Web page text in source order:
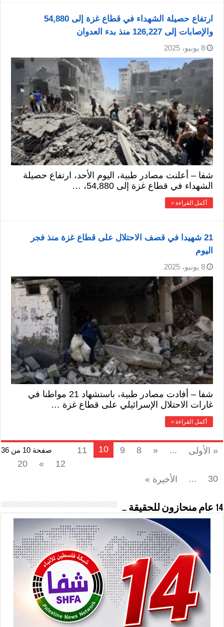
ارتفاع حصيلة الشهداء في قطاع غزة إلى 54,880
والإصابات إلى 126,227 منذ بدء العدوان
8 يونيو، 2025
شفا – أعلنت مصادر طبية، اليوم الأحد، ارتفاع حصيلة
الشهداء في قطاع غزة إلى 54,880، …
أكمل القراءة »
21 شهيدا في قصف الاحتلال على قطاع غزة منذ فجر
اليوم
8 يونيو، 2025
شفا – أفادت مصادر طبية، باستشهاد 21 مواطنا في
غارات الاحتلال الإسرائيلي على قطاع غزة …
أكمل القراءة »
صفحة 10 من 36 « الأولى ...
«
8
9
10
11
12
»
20
30
... الأخيرة »
14 عام منحازون للحقيقة …